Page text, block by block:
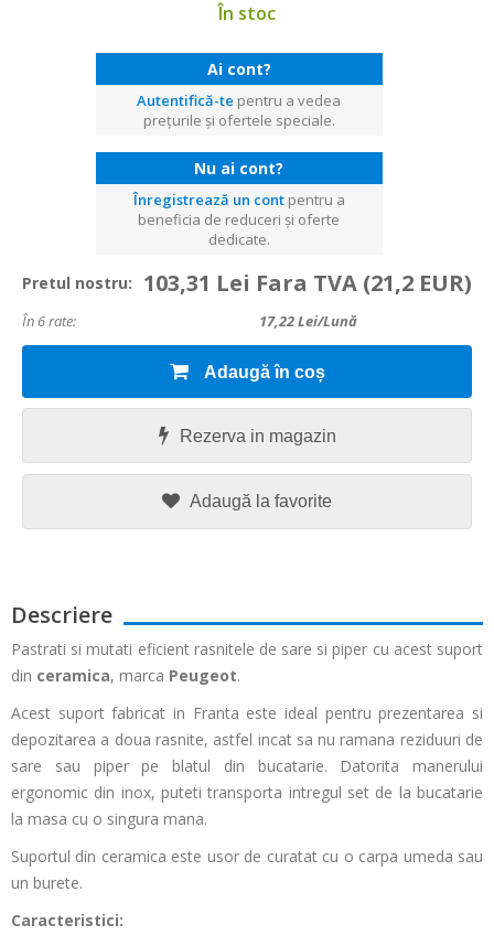
În stoc
Ai cont?
Autentifică-te pentru a vedea
prețurile și ofertele speciale.
Nu ai cont?
Înregistrează un contpentru a
beneficia de reduceri și oferte
dedicate.
Pretul nostru: 103,31 Lei Fara TVA (21,2 EUR)
În 6 rate: 17,22Lei/lună
Adaugă în coș
Rezerva in magazin
Adaugă la favorite
Descriere
Pastrati si mutati eficient rasnitele de sare si piper cu acest suport
din ceramica, marca Peugeot.
Acest suport fabricat in Franta este ideal pentru prezentarea si
depozitarea a doua rasnite, astfel incat sa nu ramana reziduuri de
sare sau piper pe blatul din bucatarie. Datorita manerului
ergonomic din inox, puteti transporta intregul set de la bucatarie
la masa cu o singura mana.
Suportul din ceramica este usor de curatat cu o carpa umeda sau
un burete.
Caracteristici: